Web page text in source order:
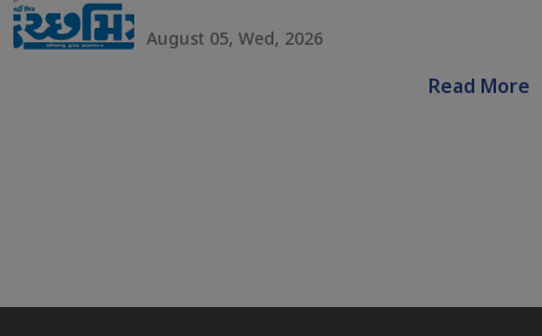
August 05, Wed, 2026
Read More